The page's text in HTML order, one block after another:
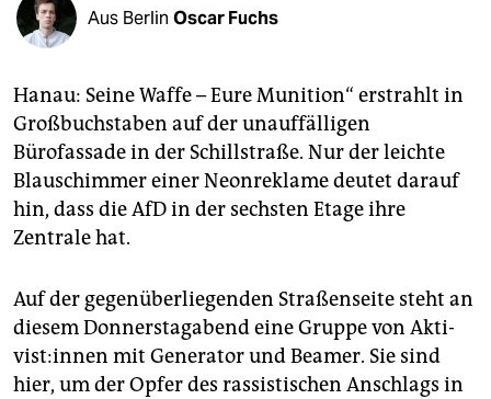
shop
fragen & hilfe
unterstützen
abo
genossenschaft
epaper login
Aus Berlin Oscar Fuchs
Hanau: Seine Waffe – Eure Munition“ erstrahlt in
Großbuchstaben auf der unauffälligen
Bürofassade in der Schillstraße. Nur der leichte
Blauschimmer einer Neonreklame deutet darauf
hin, dass die AfD in der sechsten Etage ihre
Zentrale hat.
Auf der gegenüberliegenden Straßenseite steht an
diesem Donnerstagabend eine Gruppe von Ak­ti­
vis­t:in­nen mit Generator und Beamer. Sie sind
hier, um der Opfer des rassistischen Anschlags in